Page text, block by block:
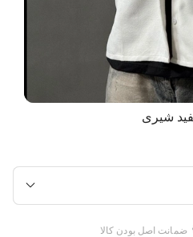
شیری
ضمانت اصل بودن کالا